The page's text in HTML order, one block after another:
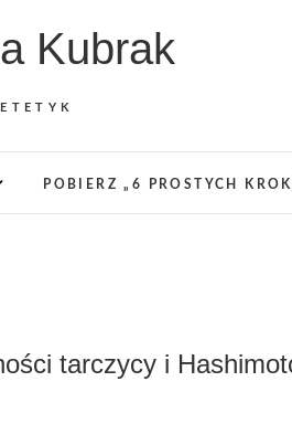
Kubrak
POBIERZ „6 PROSTYCH
tarczycy i